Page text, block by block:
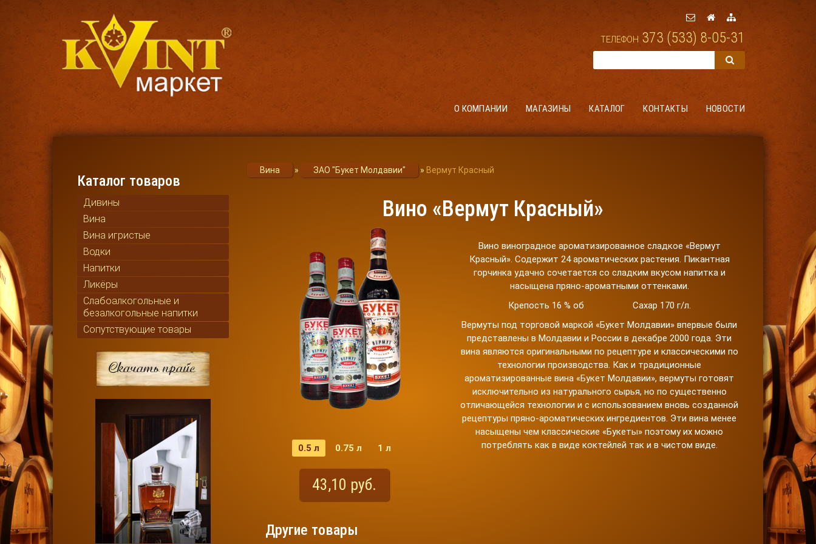
ТЕЛЕФОН 373 (533) 8-05-31
О КОМПАНИИ МАГАЗИНЫ КАТАЛОГ КОНТАКТЫ НОВОСТИ
Каталог товаров
Дивины
Вина
Вина игристые
Водки
Напитки
Ликёры
Слабоалкогольные и
безалкогольные напитки
Сопутствующие товары
Вина » ЗАО "Букет Молдавии" » Вермут Красный
Вино «Вермут Красный»
0.5 л 0.75 л 1 л
43,10 руб.
Вино виноградное ароматизированное сладкое «Вермут
Красный». Содержит 24 ароматических растения. Пикантная
горчинка удачно сочетается со сладким вкусом напитка и
насыщена пряно-ароматными оттенками.
Крепость 16 % об Сахар 170 г/л.
Вермуты под торговой маркой «Букет Молдавии» впервые были
представлены в Молдавии и России в декабре 2000 года. Эти
вина являются оригинальными по рецептуре и классическими по
технологии производства. Как и традиционные
ароматизированные вина «Букет Молдавии», вермуты готовят
исключительно из натурального сырья, но по существенно
отличающейся технологии и с использованием вновь созданной
рецептуры пряно-ароматических ингредиентов. Эти вина менее
насыщены чем классические «Букеты» поэтому их можно
потреблять как в виде коктейлей так и в чистом виде.
Другие товары